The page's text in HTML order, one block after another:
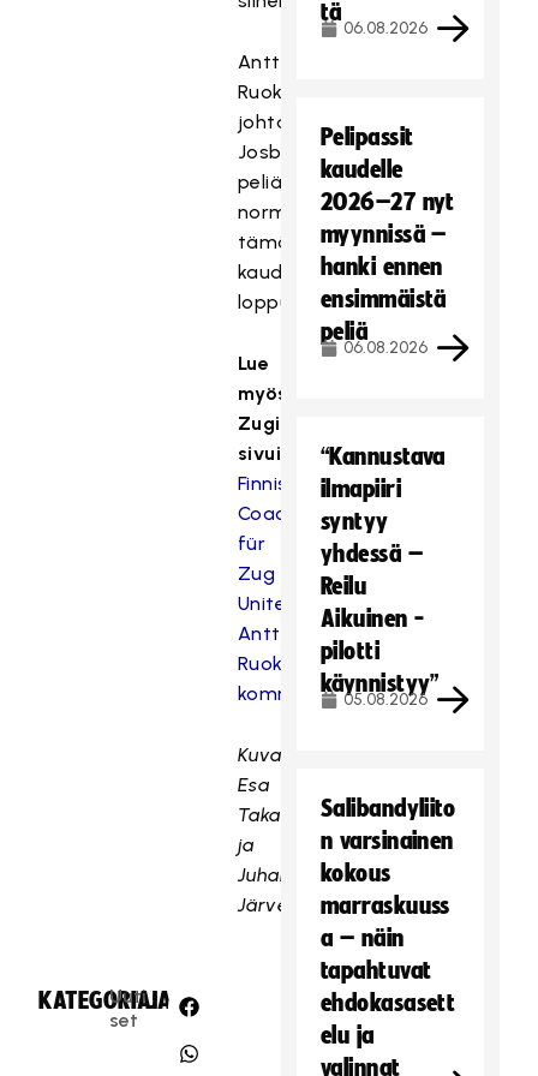
Antti
Ruokonen
johtaa
Josban
peliä
normaalisti
tämän
kauden
loppuun.
Lue
myös
Zugin
sivuilta:
Finnischer
Coach
für
Zug
United:
Antti
Ruokonen
kommt!
Kuvat:
Esa
Takalo
ja
Juhani
Järvenpää
KATEGORIA:
Uuti
set
JAA:
tä
06.08.2026
Pelipassit
kaudelle
2026–27 nyt
myynnissä –
hanki ennen
ensimmäistä
peliä
06.08.2026
“Kannustava
ilmapiiri
syntyy
yhdessä –
Reilu
Aikuinen -
pilotti
käynnistyy”
05.08.2026
Salibandyliito
n varsinainen
kokous
marraskuuss
a – näin
tapahtuvat
ehdokasasett
elu ja
valinnat